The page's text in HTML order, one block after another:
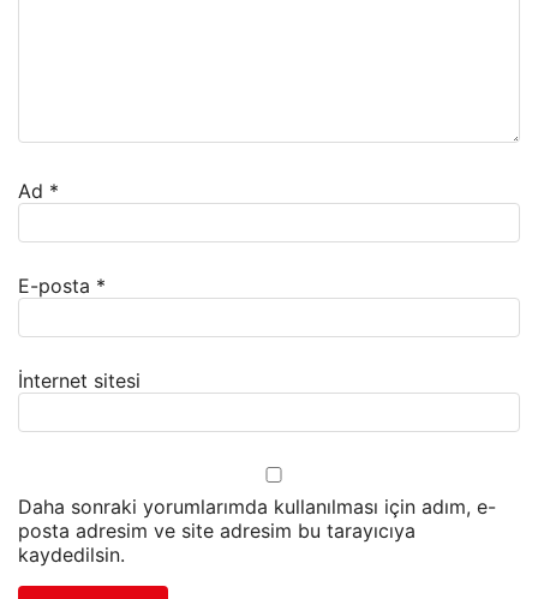
Ad *
E-posta *
İnternet sitesi
Daha sonraki yorumlarımda kullanılması için adım, e-
posta adresim ve site adresim bu tarayıcıya
kaydedilsin.